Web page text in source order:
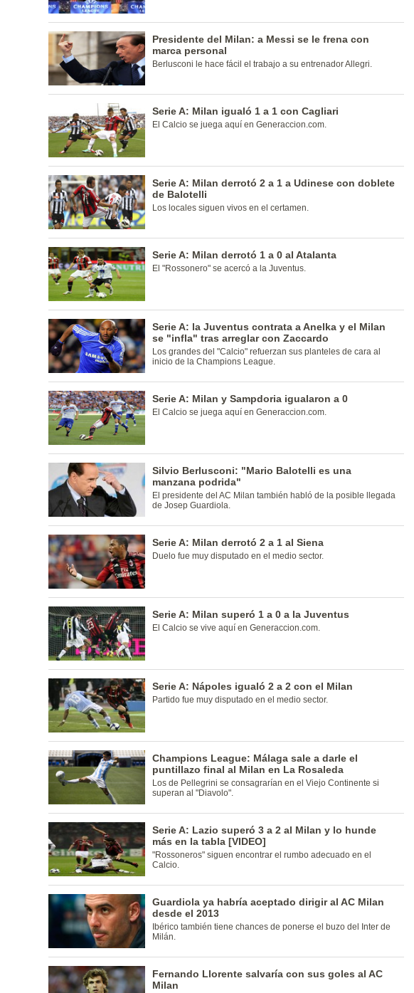
Presidente del Milan: a Messi se le frena con
marca personal
Berlusconi le hace fácil el trabajo a su entrenador Allegri.
Serie A: Milan igualó 1 a 1 con Cagliari
El Calcio se juega aquí en Generaccion.com.
Serie A: Milan derrotó 2 a 1 a Udinese con doblete
de Balotelli
Los locales siguen vivos en el certamen.
Serie A: Milan derrotó 1 a 0 al Atalanta
El "Rossonero" se acercó a la Juventus.
Serie A: la Juventus contrata a Anelka y el Milan
se "infla" tras arreglar con Zaccardo
Los grandes del "Calcio" refuerzan sus planteles de cara al
inicio de la Champions League.
Serie A: Milan y Sampdoria igualaron a 0
El Calcio se juega aquí en Generaccion.com.
Silvio Berlusconi: "Mario Balotelli es una
manzana podrida"
El presidente del AC Milan también habló de la posible llegada
de Josep Guardiola.
Serie A: Milan derrotó 2 a 1 al Siena
Duelo fue muy disputado en el medio sector.
Serie A: Milan superó 1 a 0 a la Juventus
El Calcio se vive aquí en Generaccion.com.
Serie A: Nápoles igualó 2 a 2 con el Milan
Partido fue muy disputado en el medio sector.
Champions League: Málaga sale a darle el
puntillazo final al Milan en La Rosaleda
Los de Pellegrini se consagrarían en el Viejo Continente si
superan al "Diavolo".
Serie A: Lazio superó 3 a 2 al Milan y lo hunde
más en la tabla [VIDEO]
"Rossoneros" siguen encontrar el rumbo adecuado en el
Calcio.
Guardiola ya habría aceptado dirigir al AC Milan
desde el 2013
Ibérico también tiene chances de ponerse el buzo del Inter de
Milán.
Fernando Llorente salvaría con sus goles al AC
Milan